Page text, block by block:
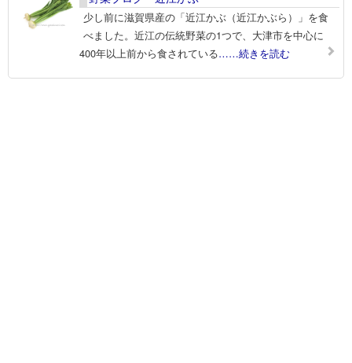
少し前に滋賀県産の「近江かぶ（近江かぶら）」を食
べました。近江の伝統野菜の1つで、大津市を中心に
400年以上前から食されている……続きを読む